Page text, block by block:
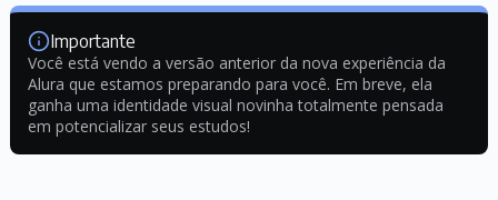
Importante
Você está vendo a versão anterior da nova experiência da
Alura que estamos preparando para você. Em breve, ela
ganha uma identidade visual novinha totalmente pensada
em potencializar seus estudos!